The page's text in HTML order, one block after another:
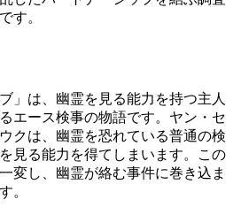
す。
」は、幽霊を見る能力を持つ主人
エース検事の物語です。ヤン・セ
クは、幽霊を恐れている普通の検
見る能力を得てしまいます。この
変し、幽霊が絡む事件に巻き込ま
。